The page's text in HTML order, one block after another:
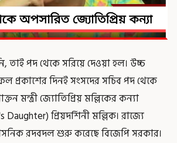
তাই পদ থেকে সরিয়ে দেওয়া হল। উচ্চ
প্রকাশের দিনই সংসদের সচিব পদ থেকে
মন্ত্রী জ্যোতিপ্রিয় মল্লিকের কন্যা
প্রিয়দর্শিনী মল্লিক। রাজ্যে
রদবদল শুরু করেছে বিজেপি সরকার।